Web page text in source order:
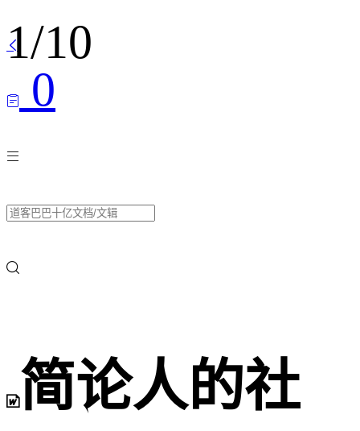

 0


简论人的社
1/10